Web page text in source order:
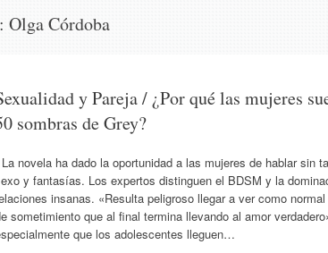
Olga Córdoba
y Pareja / ¿Por qué las mujeres
sombras de Grey?
novela ha dado la oportunidad a las mujeres de hablar sin
y fantasías. Los expertos distinguen el BDSM y la
insanas. «Resulta peligroso llegar a ver como
sometimiento que al final termina llevando al amor
que los adolescentes lleguen…